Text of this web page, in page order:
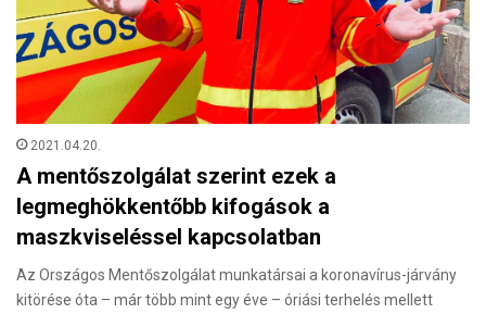
2021.04.20.
A mentőszolgálat szerint ezek a
legmeghökkentőbb kifogások a
maszkviseléssel kapcsolatban
Az Országos Mentőszolgálat munkatársai a koronavírus-járvány
kitörése óta – már több mint egy éve – óriási terhelés mellett